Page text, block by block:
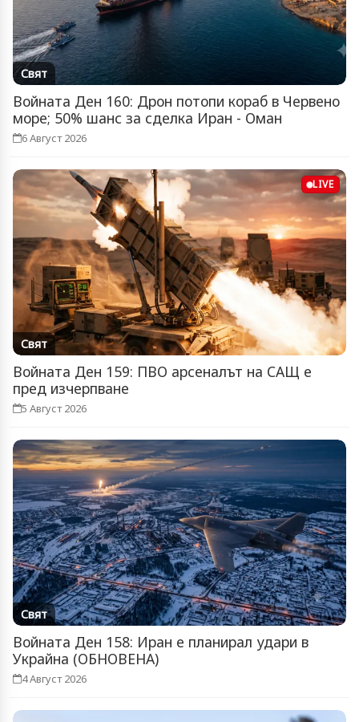
Свят
Войната Ден 160: Дрон потопи кораб в Червено
море; 50% шанс за сделка Иран - Оман
6 Август 2026
LIVE
Свят
Войната Ден 159: ПВО арсеналът на САЩ е
пред изчерпване
5 Август 2026
Свят
Войната Ден 158: Иран е планирал удари в
Украйна (ОБНОВЕНА)
4 Август 2026